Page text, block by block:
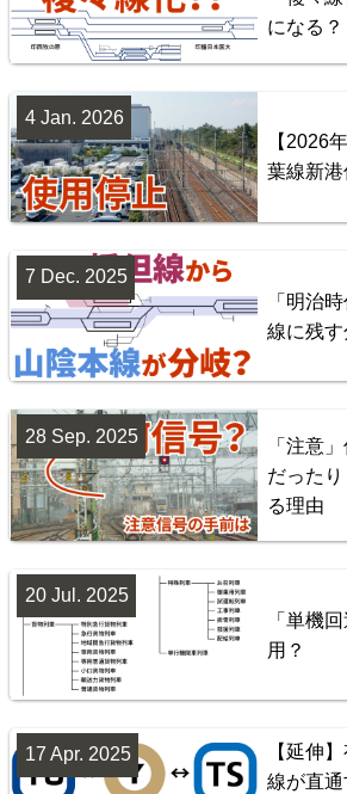
台湾全島配線略図 臺灣鐵路管理局
楽天市場 書泉 BOOTH
配線略図で辿る首都圏の回送列
楽天市場 書泉 BOOTH
になる？
【2026
葉線新
4 Jan. 2026
「明治
線に残
7 Dec. 2025
「注意
だった
る理由
28 Sep. 2025
「単機
用？
20 Jul. 2025
【延伸
線が直
17 Apr. 2025